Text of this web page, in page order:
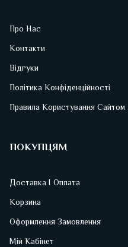
Про Нас
Контакти
Відгуки
Політика Конфіденційності
Правила Користування Сайтом
ПОКУПЦЯМ
Доставка І Оплата
Корзина
Оформлення Замовлення
Мій Кабінет